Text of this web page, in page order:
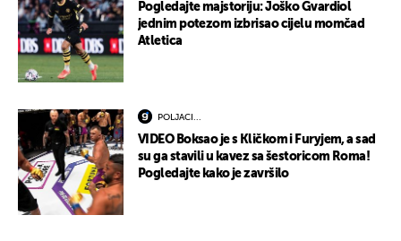
Pogledajte majstoriju: Joško Gvardiol
jednim potezom izbrisao cijelu momčad
Atletica
POLJACI...
VIDEO Boksao je s Kličkom i Furyjem, a sad
su ga stavili u kavez sa šestoricom Roma!
Pogledajte kako je završilo